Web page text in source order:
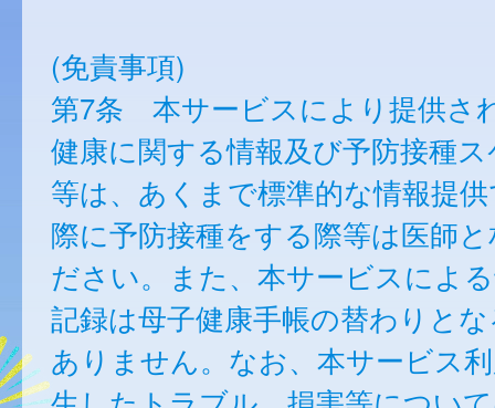
(免責事項)
第7条 本サービスにより提供さ
健康に関する情報及び予防接種
等は、あくまで標準的な情報提
際に予防接種をする際等は医師
ださい。また、本サービスによ
記録は母子健康手帳の替わりと
ありません。なお、本サービス